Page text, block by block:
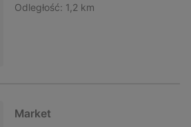
Odległość: 1,2 km
Market